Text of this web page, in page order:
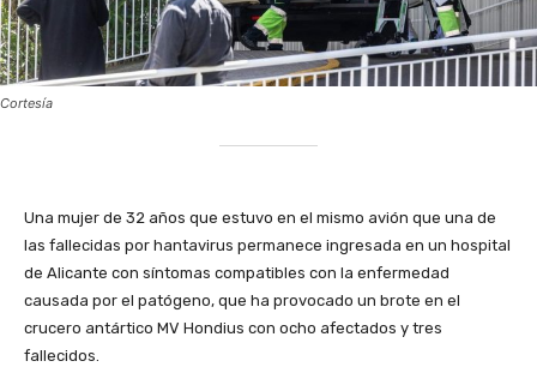
Cortesía
Una mujer de 32 años que estuvo en el mismo avión que una de
las fallecidas por hantavirus permanece ingresada en un hospital
de Alicante con síntomas compatibles con la enfermedad
causada por el patógeno, que ha provocado un brote en el
crucero antártico MV Hondius con ocho afectados y tres
fallecidos.